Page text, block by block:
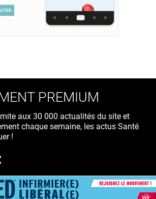
PREMIUM
aux 30 000 actualités du site et
chaque semaine, les actus Santé
!